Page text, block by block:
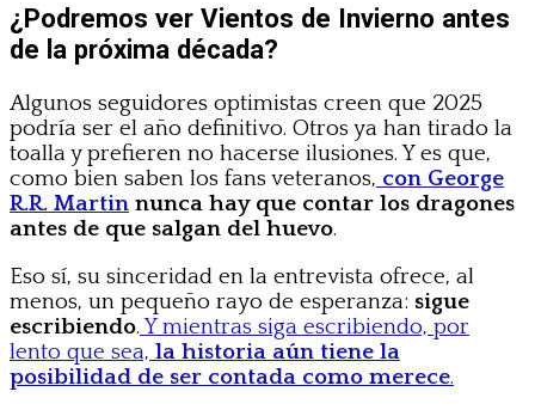
¿Podremos ver Vientos de Invierno antes
de la próxima década?
Algunos seguidores optimistas creen que 2025
podría ser el año definitivo. Otros ya han tirado la
toalla y prefieren no hacerse ilusiones. Y es que,
como bien saben los fans veteranos, con George
R.R. Martin nunca hay que contar los dragones
antes de que salgan del huevo.
Eso sí, su sinceridad en la entrevista ofrece, al
menos, un pequeño rayo de esperanza: sigue
escribiendo.Y mientras siga escribiendo, por
lento que sea, la historia aún tiene la
posibilidad de ser contada como merece.